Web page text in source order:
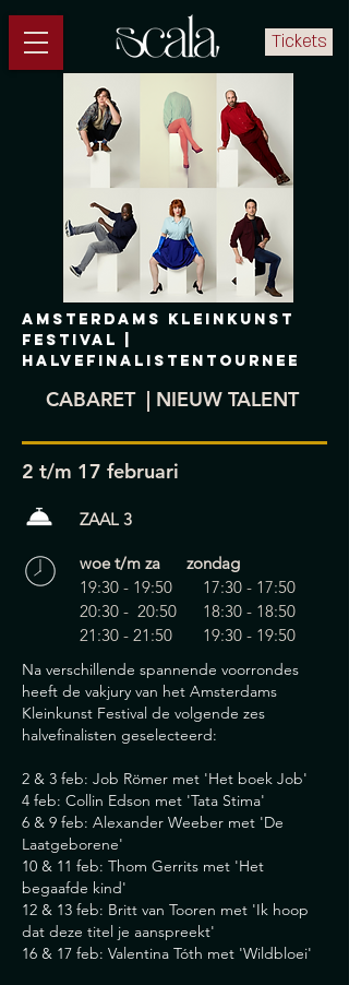
Tickets
AMSTERDAMS KLEINKUNST
FESTIVAL |
HALVEFINALISTENTOURNEE
CABARET | NIEUW TALENT
2 t/m 17 februari
ZAAL 3
woe t/m za zondag
19:30 - 19:50 17:30 - 17:50
20:30 - 20:50 18:30 - 18:50
21:30 - 21:50 19:30 - 19:50
Na verschillende spannende voorrondes
heeft de vakjury van het Amsterdams
Kleinkunst Festival de volgende zes
halvefinalisten geselecteerd:
2 & 3 feb: Job Römer met 'Het boek Job'
4 feb: Collin Edson met 'Tata Stima'
6 & 9 feb: Alexander Weeber met 'De
Laatgeborene'
10 & 11 feb: Thom Gerrits met 'Het
begaafde kind'
12 & 13 feb: Britt van Tooren met 'Ik hoop
dat deze titel je aanspreekt'
16 & 17 feb: Valentina Tóth met 'Wildbloei'